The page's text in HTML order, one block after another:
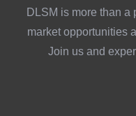
DLSM is more than a
market opportunities
Join us and